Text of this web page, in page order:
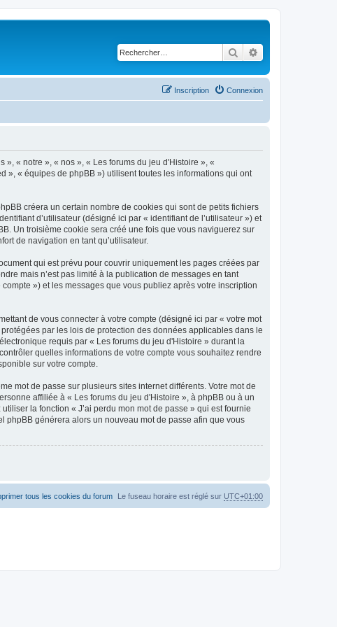
Rechercher
Connexion
Inscription
« notre », « nos », « Les forums du jeu d'Histoire », «
», « équipes de phpBB ») utilisent toutes les informations qui ont
créera un certain nombre de cookies qui sont de petits fichiers
d’utilisateur (désigné ici par « identifiant de l’utilisateur ») et
Un troisième cookie sera créé une fois que vous naviguerez sur
de navigation en tant qu’utilisateur.
qui est prévu pour couvrir uniquement les pages créées par
mais n’est pas limité à la publication de messages en tant
») et les messages que vous publiez après votre inscription
de vous connecter à votre compte (désigné ici par « votre mot
par les lois de protection des données applicables dans le
requis par « Les forums du jeu d'Histoire » durant la
quelles informations de votre compte vous souhaitez rendre
sur votre compte.
mot de passe sur plusieurs sites internet différents. Votre mot de
affiliée à « Les forums du jeu d'Histoire », à phpBB ou à un
la fonction « J’ai perdu mon mot de passe » qui est fournie
phpBB générera alors un nouveau mot de passe afin que vous
Le fuseau horaire est réglé sur UTC+01:00
tous les cookies du forum